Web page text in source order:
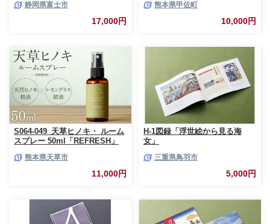
ー ダブル プレミアムシンラ 96
ロール (12R×8パック) 配達時間
指定可能 1.3倍巻き トイレット
ーパー 人気 おすすめ [sf001-
012]
静岡県富士市
17,000円
ー 生活用品 雑貨 日用品 必需品
紙 常備品 まとめ買い 備蓄 防災
ストック 熊本県 甲佐町【ZC】
熊本県甲佐町
10,000円
S064-049_天草ヒノキ・ ルーム
スプレー 50ml「REFRESH」
熊本県天草市
11,000円
H-1図録「浮世絵から見る海
女」
三重県鳥羽市
5,000円